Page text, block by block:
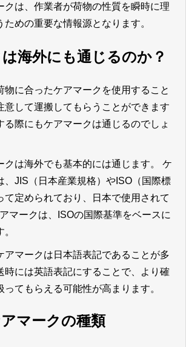
クは、作業者が荷物の性質を瞬時に理
めの重要な情報源となります。
海外にも通じるのか？
物に合ったケアマークを使用すること
意して運搬してもらうことができます
る際にもケアマークは通じるのでしょ
クは海外でも基本的には通じます。 ケ
、JIS（日本産業規格）やISO（国際標
て定められており、日本で使用されて
マークは、ISOの国際基準をベースに
アマークは日本語表記であることが多
時には英語表記にすることで、より確
てもらえる可能性が高まります。
マークの種類